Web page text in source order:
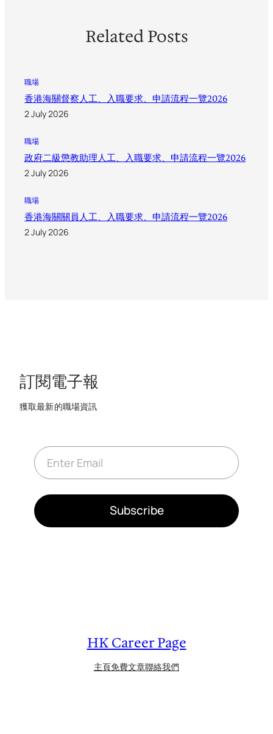
Related Posts
職場
香港海關督察人工、入職要求、申請流程一覽2026
2 July 2026
職場
政府二級懲教助理人工、入職要求、申請流程一覽2026
2 July 2026
職場
香港海關關員人工、入職要求、申請流程一覽2026
2 July 2026
訂閱電子報
獲取最新的職場資訊
E
m
a
*
Subscribe
HK Career Page
主頁免費文章聯絡我們